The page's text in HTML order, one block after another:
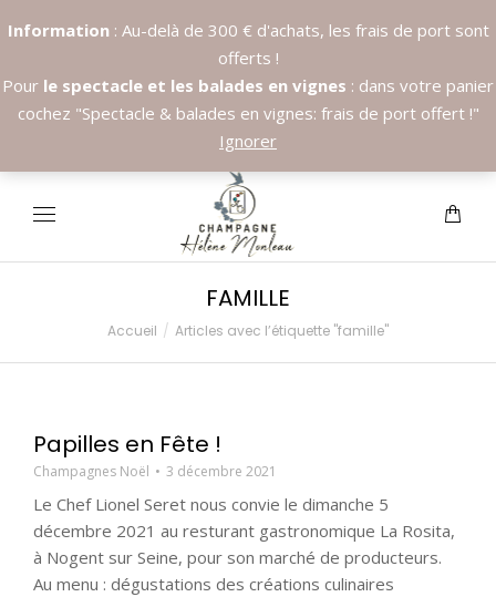
Information: Au-delà de 300 € d'achats, les frais de port sont
offerts !
Pour le spectacle et les balades en vignes : dans votre panier
cochez "Spectacle & balades en vignes: frais de port offert !"
Ignorer
Appelez nous: +33.6.89.37.09.03
FAMILLE
Vous êtes ici :
Accueil Articles avec l’étiquette "famille"
Papilles en Fête !
Champagnes Noël 3 décembre 2021
Le Chef Lionel Seret nous convie le dimanche 5
décembre 2021 au resturant gastronomique La Rosita,
à Nogent sur Seine, pour son marché de producteurs.
Au menu : dégustations des créations culinaires